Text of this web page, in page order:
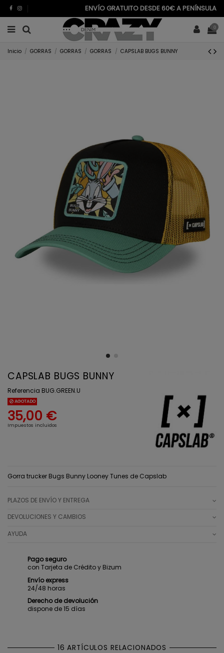
ENVÍO GRATUITO DESDE 60€ A PENÍNSULA
0
Inicio GORRAS GORRAS GORRAS CAPSLAB BUGS BUNNY
CAPSLAB BUGS BUNNY
Referencia BUG.GREEN.U
AGOTADO
35,00 €
Impuestos incluidos
Gorra trucker Bugs Bunny Looney Tunes de Capslab
PLAZOS DE ENVÍO Y ENTREGA
DEVOLUCIONES Y CAMBIOS
AYUDA
Pago seguro
con Tarjeta de Crédito y Bizum
Envío express
24/48 horas
Derecho de devolución
dispone de 15 días
16 ARTÍCULOS RELACIONADOS